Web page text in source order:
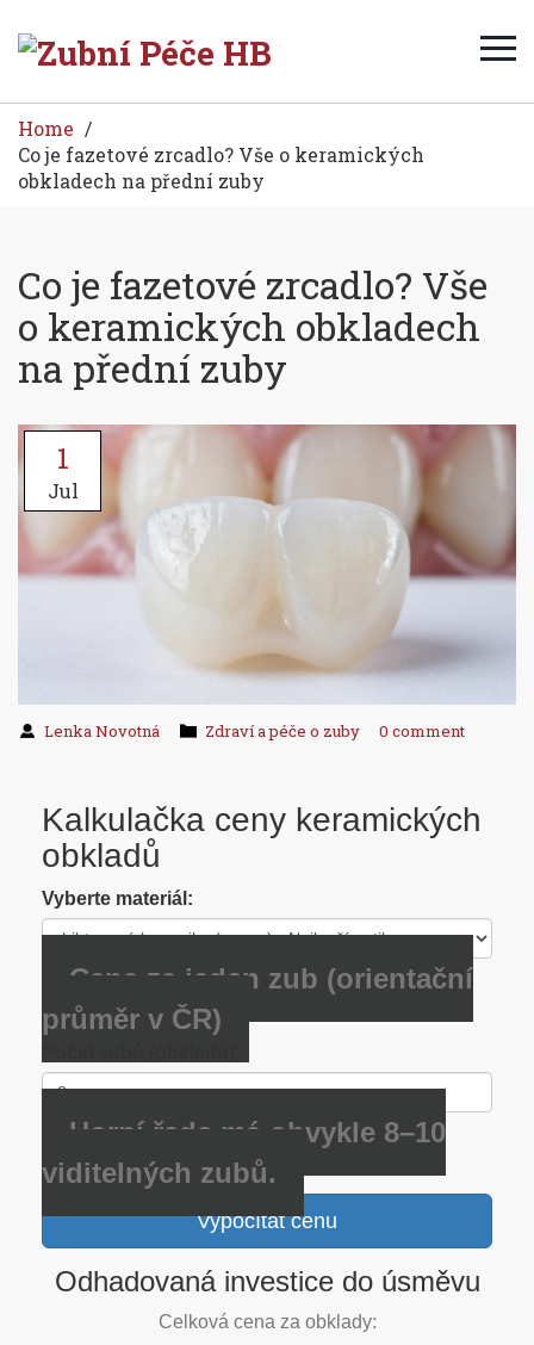
Home
Co je fazetové zrcadlo? Vše o keramických
obkladech na přední zuby
Co je fazetové zrcadlo? Vše
o keramických obkladech
na přední zuby
1
Jul
Lenka Novotná Zdraví a péče o zuby 0 comment
Kalkulačka ceny keramických
obkladů
Vyberte materiál:
Cena za jeden zub (orientační
průměr v ČR)
Horní řada má obvykle 8–10
viditelných zubů.
Vypočítat cenu
Odhadovaná investice do úsměvu
Celková cena za obklady: